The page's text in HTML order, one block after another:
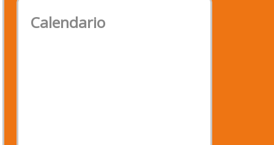
Calendario